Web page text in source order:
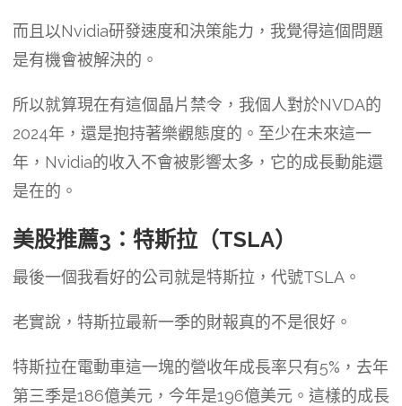
而且以Nvidia研發速度和決策能力，我覺得這個問題
是有機會被解決的。
所以就算現在有這個晶片禁令，我個人對於NVDA的
2024年，還是抱持著樂觀態度的。至少在未來這一
年，Nvidia的收入不會被影響太多，它的成長動能還
是在的。
美股推薦3：特斯拉（TSLA）
最後一個我看好的公司就是特斯拉，代號TSLA。
老實說，特斯拉最新一季的財報真的不是很好。
特斯拉在電動車這一塊的營收年成長率只有5%，去年
第三季是186億美元，今年是196億美元。這樣的成長